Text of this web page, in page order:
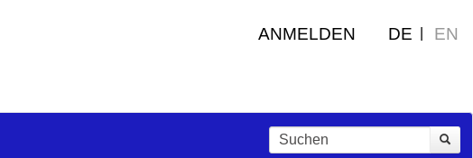
ANMELDEN DE EN